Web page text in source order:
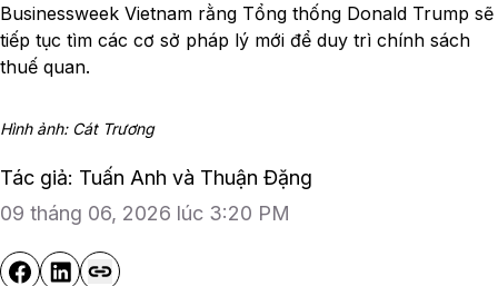
Businessweek Vietnam rằng Tổng thống Donald Trump sẽ
tiếp tục tìm các cơ sở pháp lý mới để duy trì chính sách
thuế quan.
Hình ảnh: Cát Trương
Tác giả: Tuấn Anh và Thuận Đặng
09 tháng 06, 2026 lúc 3:20 PM